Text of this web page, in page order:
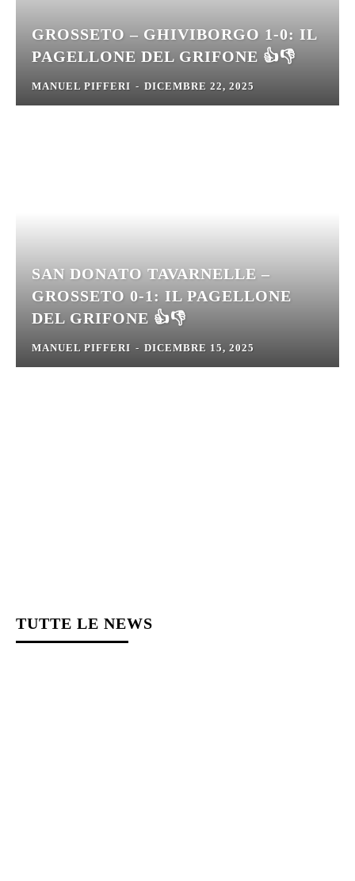
GROSSETO – GHIVIBORGO 1-0: IL
PAGELLONE DEL GRIFONE 👍👎
MANUEL PIFFERI - DICEMBRE 22, 2025
SAN DONATO TAVARNELLE –
GROSSETO 0-1: IL PAGELLONE
DEL GRIFONE 👍👎
MANUEL PIFFERI - DICEMBRE 15, 2025
TUTTE LE NEWS